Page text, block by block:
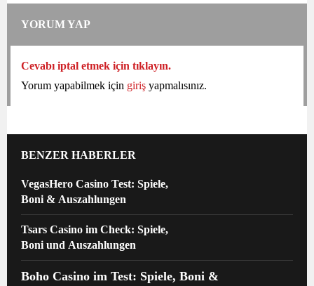
YORUM YAP
Cevabı iptal etmek için tıklayın.
Yorum yapabilmek için giriş yapmalısınız.
BENZER HABERLER
VegasHero Casino Test: Spiele,
Boni & Auszahlungen
Tsars Casino im Check: Spiele,
Boni und Auszahlungen
Boho Casino im Test: Spiele, Boni &